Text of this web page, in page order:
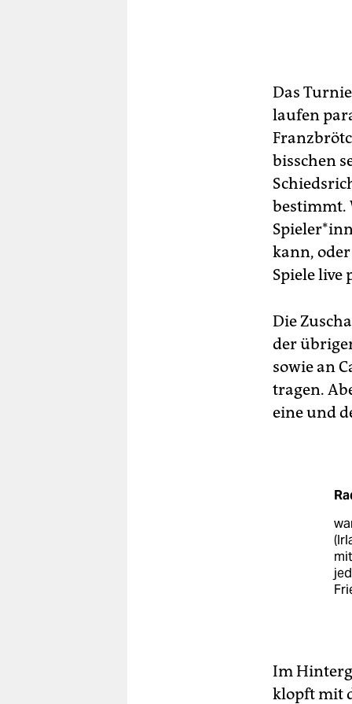
Das
laufen
bisschen
bestimmt.
kann,
Spiele live
Die
der
sowie an
tragen.
eine und
Im
klopft mit